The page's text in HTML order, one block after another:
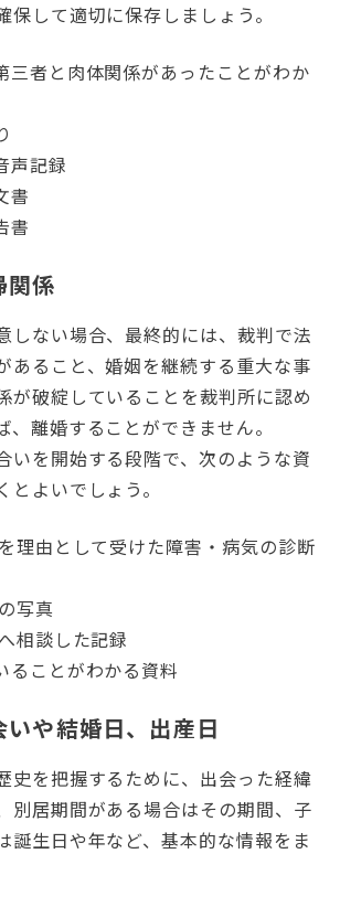
保して適切に保存しましょう。
者と肉体関係があったことがわか
声記録
書
書
関係
しない場合、最終的には、裁判で法
あること、婚姻を継続する重大な事
が破綻していることを裁判所に認め
、離婚することができません。
いを開始する段階で、次のような資
よいでしょう。
理由として受けた障害・病気の診断
写真
相談した記録
ことがわかる資料
いや結婚日、出産日
史を把握するために、出会った経緯
別居期間がある場合はその期間、子
誕生日や年など、基本的な情報をま